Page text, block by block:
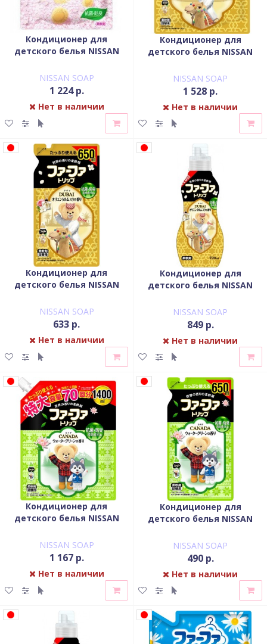
Кондиционер для
детского белья NISSAN
запасной блок 1,4 л
NISSAN SOAP
1 224 р.
Нет в наличии
Кондиционер для
детского белья NISSAN
концентрированный
запасной блок 1,4 л
NISSAN SOAP
1 528 р.
Нет в наличии
Кондиционер для
детского белья NISSAN
концентрированный
запасной блок 650 мл
NISSAN SOAP
633 р.
Нет в наличии
Кондиционер для
детского белья NISSAN
концентрированный
флакон 720 мл
NISSAN SOAP
849 р.
Нет в наличии
Кондиционер для
детского белья NISSAN
концентрированный
запасной блок 1,4 л
NISSAN SOAP
1 167 р.
Нет в наличии
Кондиционер для
детского белья NISSAN
концентрированный
запасной блок 650 мл
NISSAN SOAP
490 р.
Нет в наличии